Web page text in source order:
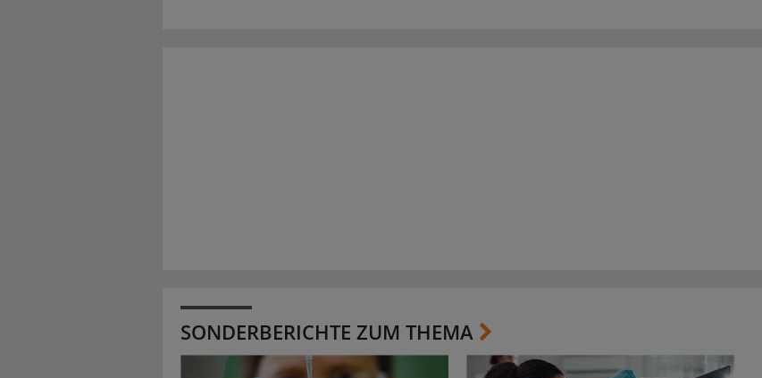
SONDERBERICHTE ZUM THEMA